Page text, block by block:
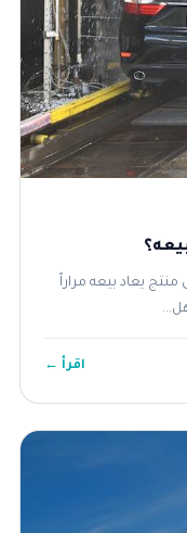
يعاد بيعه مراراً
اقرأ ←